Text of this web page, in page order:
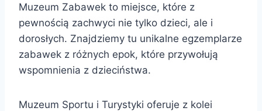
Muzeum Zabawek to miejsce, które z
pewnością zachwyci nie tylko dzieci, ale i
dorosłych. Znajdziemy tu unikalne egzemplarze
zabawek z różnych epok, które przywołują
wspomnienia z dzieciństwa.
Muzeum Sportu i Turystyki oferuje z kolei